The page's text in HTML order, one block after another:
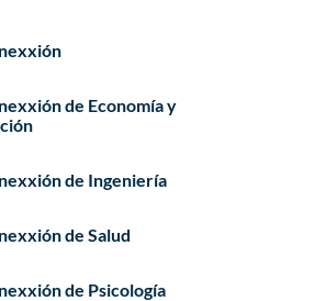
de Economía y
de Ingeniería
de Salud
de Psicología